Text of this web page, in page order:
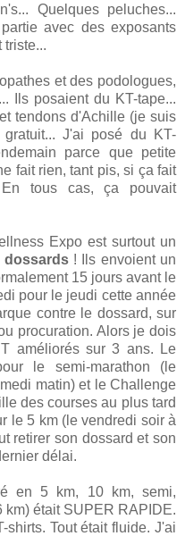
Quelques peluches...
avec des exposants
triste...
et des podologues,
Ils posaient du KT-tape...
tendons d'Achille (je suis
J'ai posé du KT-
parce que petite
fait rien, tant pis, si ça fait
tous cas, ça pouvait
Expo est surtout un
dossards! Ils envoient un
15 jours avant le
pour le jeudi cette année
contre le dossard, sur
procuration. Alors je dois
améliorés sur 3 ans. Le
le semi-marathon (le
matin) et le Challenge
des courses au plus tard
le 5 km (le vendredi soir à
retirer son dossard et son
délai.
en 5 km, 10 km, semi,
était SUPER RAPIDE.
shirts. Tout était fluide. J'ai